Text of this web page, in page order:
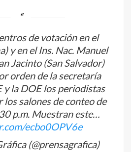
de votación en el
y en el Ins. Nac. Manuel
Jacinto (San Salvador)
orden de la secretaría
y la DOE los periodistas
los salones de conteo de
p.m. Muestran este…
ecbo0OPV6e
(@prensagrafica)